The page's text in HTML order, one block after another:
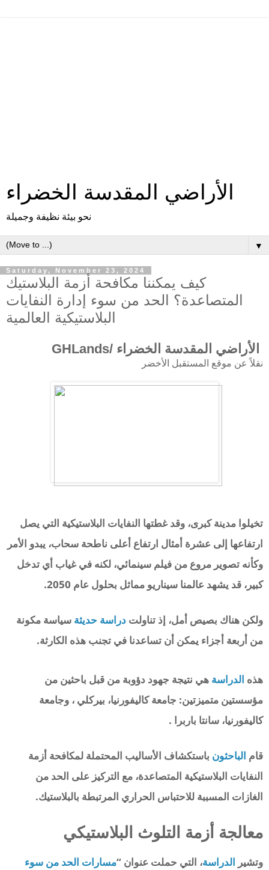
الأراضي المقدسة الخضراء
نحو بيئة نظيفة وجميلة
▼
Saturday, November 23, 2024
كيف يمكننا مكافحة أزمة البلاستيك
المتصاعدة؟ الحد من سوء إدارة النفايات
البلاستيكية العالمية
الأراضي المقدسة الخضراء /GHLands
نقلاً عن موقع المستقبل الأخضر
تخيلوا مدينة كبرى، وقد غطتها النفايات البلاستيكية التي يصل
ارتفاعها إلى عشرة أمثال ارتفاع أعلى ناطحة سحاب، يبدو الأمر
وكأنه تصوير مروع من فيلم سينمائي، لكنه في غياب أي تدخل
كبير، قد يشهد عالمنا سيناريو مماثل بحلول عام 2050.
ولكن هناك بصيص أمل، إذ تناولت دراسة حديثة سياسة مكونة
من أربعة أجزاء يمكن أن تساعدنا في تجنب هذه الكارثة.
هذه الدراسة هي نتيجة جهود دؤوبة من قبل باحثين من
مؤسستين متميزتين: جامعة كاليفورنيا، بيركلي ، وجامعة
كاليفورنيا، سانتا باربرا .
قام الباحثون باستكشاف الأساليب المحتملة لمكافحة أزمة
النفايات البلاستيكية المتصاعدة، مع التركيز على الحد من
الغازات المسببة للاحتباس الحراري المرتبطة بالبلاستيك.
معالجة أزمة التلوث البلاستيكي
وتشير الدراسة، التي حملت عنوان “مسارات الحد من سوء